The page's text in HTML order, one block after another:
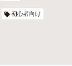
初心者向け